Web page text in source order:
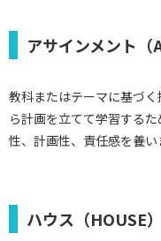
アサインメント（
教科またはテーマに基づ
ら計画を立てて学習する
性、計画性、責任感を養い
ハウス（HOUSE）